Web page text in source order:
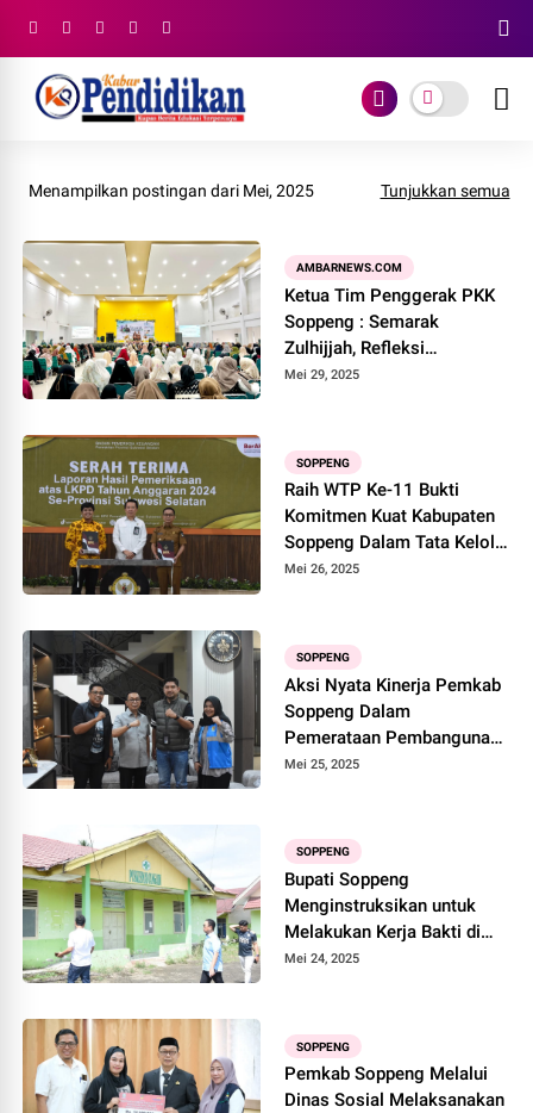
Menampilkan postingan dari Mei, 2025 Tunjukkan semua
AMBARNEWS.COM
Ketua Tim Penggerak PKK
Soppeng : Semarak
Zulhijjah, Refleksi
Pengorbanan
Mei 29, 2025
SOPPENG
Raih WTP Ke-11 Bukti
Komitmen Kuat Kabupaten
Soppeng Dalam Tata Kelola
Keuangan
Mei 26, 2025
SOPPENG
Aksi Nyata Kinerja Pemkab
Soppeng Dalam
Pemerataan Pembangunan
Hingga ke Pelosok
Mei 25, 2025
SOPPENG
Bupati Soppeng
Menginstruksikan untuk
Melakukan Kerja Bakti di
Gedung Aset Pemerintah
Mei 24, 2025
SOPPENG
Pemkab Soppeng Melalui
Dinas Sosial Melaksanakan